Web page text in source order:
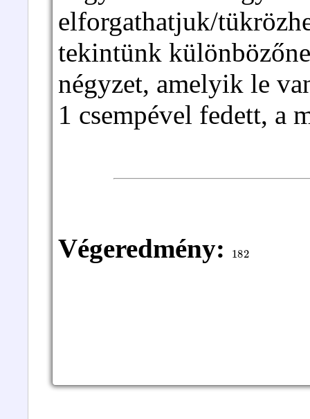
elforgathatjuk/
tekintünk
négyzet, amelyik le
1 csempével fedett, a
Végeredmény: 182